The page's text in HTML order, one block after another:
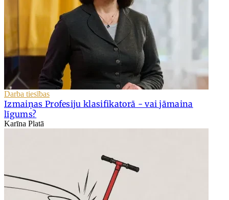
Darba tiesības
Izmaiņas Profesiju klasifikatorā - vai jāmaina
līgums?
Karīna Platā